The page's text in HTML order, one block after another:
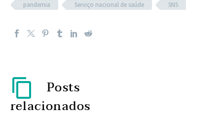
pandemia
Serviço nacional de saúde SNS
Posts
relacionados